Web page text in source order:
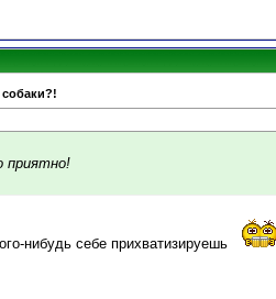
приятно!
нибудь себе прихватизируешь